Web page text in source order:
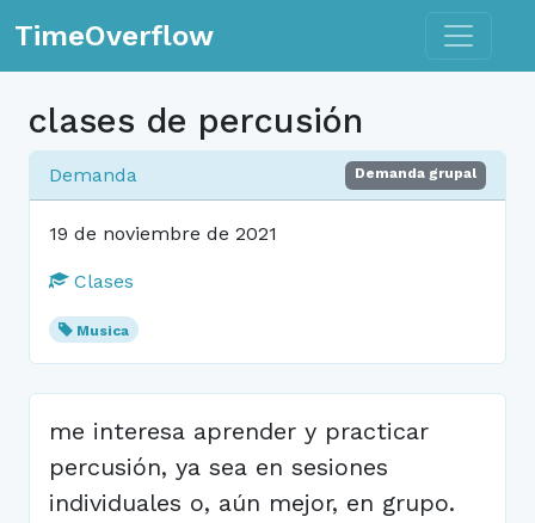
TimeOverflow Toggle
clases de percusión
Demanda Demanda grupal
19 de noviembre de 2021
Clases
Musica
me interesa aprender y practicar
percusión, ya sea en sesiones
individuales o, aún mejor, en grupo.